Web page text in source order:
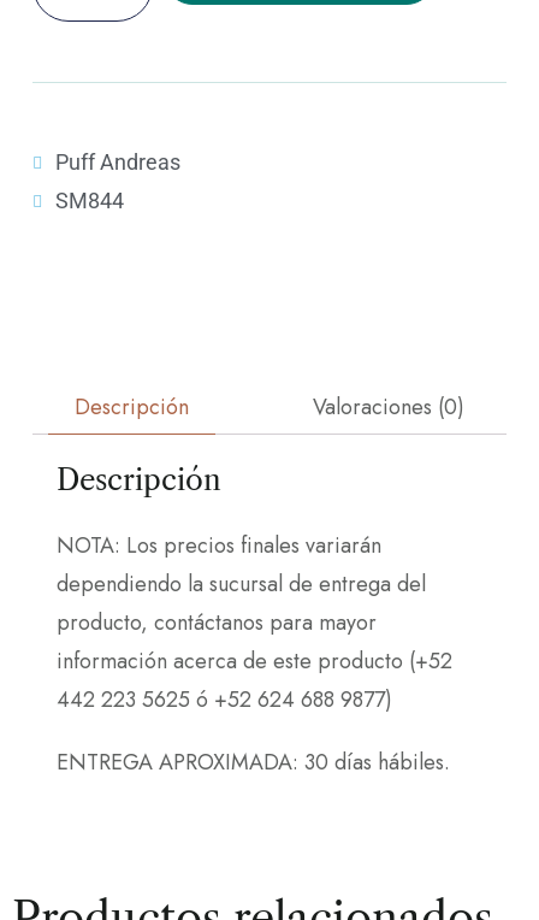
Puff Andreas
SM844
Descripción Valoraciones (0)
Descripción
NOTA: Los precios finales variarán
dependiendo la sucursal de entrega del
producto, contáctanos para mayor
información acerca de este producto (+52
442 223 5625 ó +52 624 688 9877)
ENTREGA APROXIMADA: 30 días hábiles.